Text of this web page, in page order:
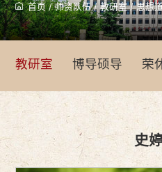
首页/师资队伍/教研室/思想
教研室 博导硕导 荣
史